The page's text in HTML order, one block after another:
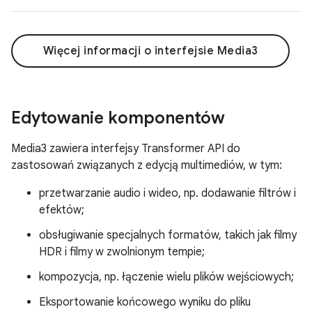
Więcej informacji o interfejsie Media3
Edytowanie komponentów
Media3 zawiera interfejsy Transformer API do
zastosowań związanych z edycją multimediów, w tym:
przetwarzanie audio i wideo, np. dodawanie filtrów i
efektów;
obsługiwanie specjalnych formatów, takich jak filmy
HDR i filmy w zwolnionym tempie;
kompozycja, np. łączenie wielu plików wejściowych;
Eksportowanie końcowego wyniku do pliku